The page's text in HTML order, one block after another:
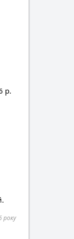
р.
року